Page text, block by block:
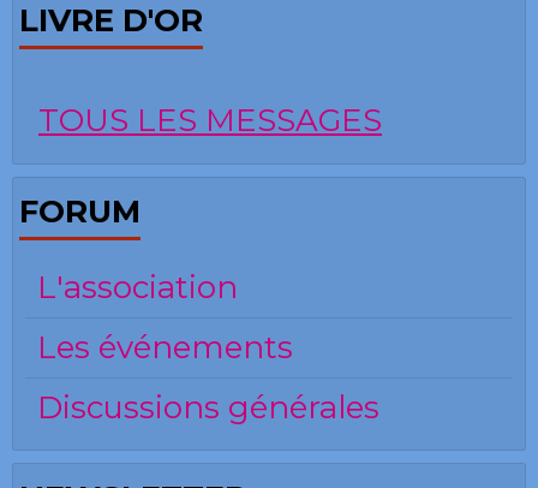
LIVRE D'OR
TOUS LES MESSAGES
FORUM
L'association
Les événements
Discussions générales